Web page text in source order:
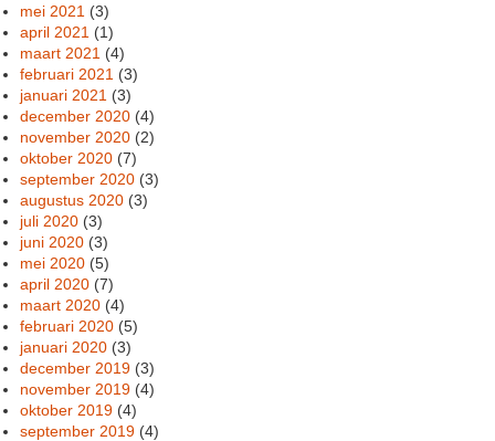
mei 2021 (3)
april 2021 (1)
maart 2021 (4)
februari 2021 (3)
januari 2021 (3)
december 2020 (4)
november 2020 (2)
oktober 2020 (7)
september 2020 (3)
augustus 2020 (3)
juli 2020 (3)
juni 2020 (3)
mei 2020 (5)
april 2020 (7)
maart 2020 (4)
februari 2020 (5)
januari 2020 (3)
december 2019 (3)
november 2019 (4)
oktober 2019 (4)
september 2019 (4)